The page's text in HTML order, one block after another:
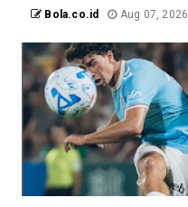
Bola.co.id Aug 07, 2026